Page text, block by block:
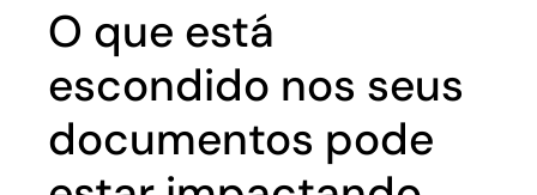
O que está
escondido nos seus
documentos pode